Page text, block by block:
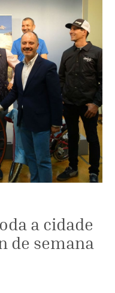
a cidade
de semana